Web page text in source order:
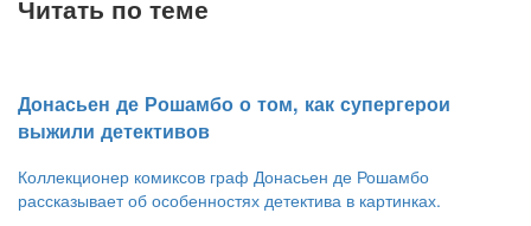
Читать по теме
Донасьен де Рошамбо о том, как супергерои
выжили детективов
Коллекционер комиксов граф Донасьен де Рошамбо
рассказывает об особенностях детектива в картинках.